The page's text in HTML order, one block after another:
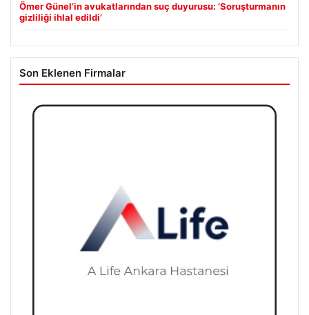
Ömer Günel’in avukatlarından suç duyurusu: ‘Soruşturmanın
gizliliği ihlal edildi’
Son Eklenen Firmalar